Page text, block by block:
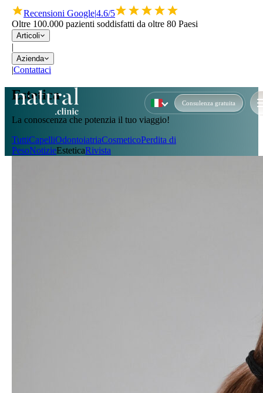
Recensioni Google|4.6/5
Oltre 100.000 pazienti soddisfatti da oltre 80 Paesi
Articoli
|
Azienda
|Contattaci
Consulenza gratuita
Estetica
La conoscenza che potenzia il tuo viaggio!
TuttiCapelliOdontoiatriaCosmeticoPerdita di
PesoNotizieEsteticaRivista